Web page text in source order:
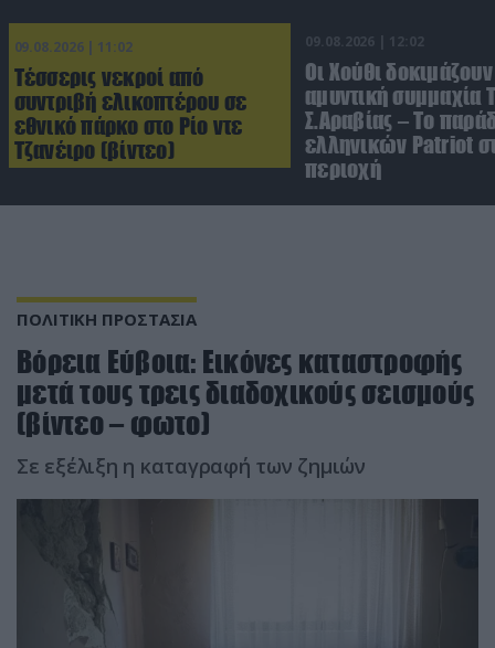
09.08.2026 | 11:02
Τέσσερις νεκροί από
συντριβή ελικοπτέρου σε
εθνικό πάρκο στο Ρίο ντε
Τζανέιρο (βίντεο)
09.08.2026 | 12:02
Οι Χούθι
αμυντική συμμαχία
Σ.Αραβίας – Το
ελληνικών Patriot
περιοχή
ΠΟΛΙΤΙΚΗ ΠΡΟΣΤΑΣΙΑ
Βόρεια Εύβοια: Εικόνες καταστροφής
μετά τους τρεις διαδοχικούς σεισμούς
(βίντεο – φωτο)
Σε εξέλιξη η καταγραφή των ζημιών